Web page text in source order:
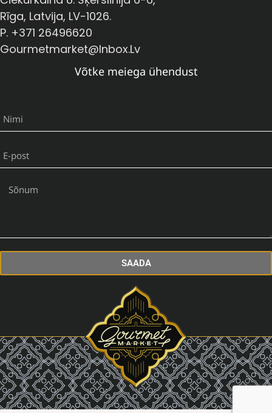
Rīga, Latvija, LV-1026.
P. +371 26496620
Gourmetmarket@inbox.lv
Võtke meiega ühendust
SAADA